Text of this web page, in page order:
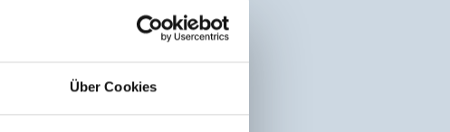
Über Cookies